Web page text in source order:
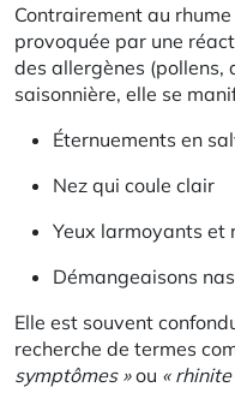
Contrairement au
provoquée par une
des allergènes (pollens,
saisonnière, elle se
Éternuements en
Nez qui coule clair
Yeux larmoyants et
Démangeaisons
Elle est souvent
recherche de termes
symptômes »ou «